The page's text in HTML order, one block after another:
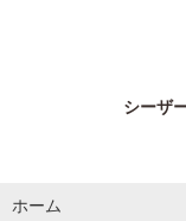
シーザ
ホーム